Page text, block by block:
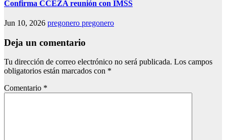
Confirma CCEZA reunión con IMSS
Jun 10, 2026 pregonero pregonero
Deja un comentario
Tu dirección de correo electrónico no será publicada. Los campos
obligatorios están marcados con *
Comentario *